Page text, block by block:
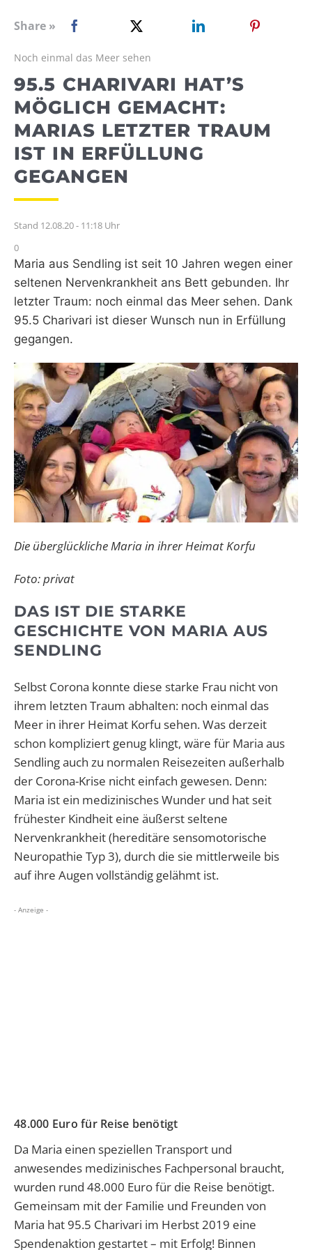
WEBRADIO
Share »
Noch einmal das Meer sehen
95.5 CHARIVARI HAT’S
MÖGLICH GEMACHT:
MARIAS LETZTER TRAUM
IST IN ERFÜLLUNG
GEGANGEN
Stand 12.08.20 - 11:18 Uhr
0
Maria aus Sendling ist seit 10 Jahren wegen einer
seltenen Nervenkrankheit ans Bett gebunden. Ihr
letzter Traum: noch einmal das Meer sehen. Dank
95.5 Charivari ist dieser Wunsch nun in Erfüllung
gegangen.
Die überglückliche Maria in ihrer Heimat Korfu
Foto: privat
DAS IST DIE STARKE
GESCHICHTE VON MARIA AUS
SENDLING
Selbst Corona konnte diese starke Frau nicht von
ihrem letzten Traum abhalten: noch einmal das
Meer in ihrer Heimat Korfu sehen. Was derzeit
schon kompliziert genug klingt, wäre für Maria aus
Sendling auch zu normalen Reisezeiten außerhalb
der Corona-Krise nicht einfach gewesen. Denn:
Maria ist ein medizinisches Wunder und hat seit
frühester Kindheit eine äußerst seltene
Nervenkrankheit (hereditäre sensomotorische
Neuropathie Typ 3), durch die sie mittlerweile bis
auf ihre Augen vollständig gelähmt ist.
- Anzeige -
48.000 Euro für Reise benötigt
Da Maria einen speziellen Transport und
anwesendes medizinisches Fachpersonal braucht,
wurden rund 48.000 Euro für die Reise benötigt.
Gemeinsam mit der Familie und Freunden von
Maria hat 95.5 Charivari im Herbst 2019 eine
Spendenaktion gestartet – mit Erfolg! Binnen